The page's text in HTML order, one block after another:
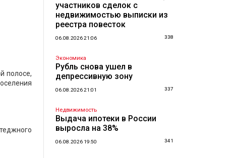
полосе,
участников сделок с
недвижимостью выписки из
реестра повесток
06.08.2026 21:06 338
Экономика
Рубль снова ушел в
депрессивную зону
06.08.2026 21:01 337
Недвижимость
Выдача ипотеки в России
выросла на 38%
06.08.2026 19:50 341